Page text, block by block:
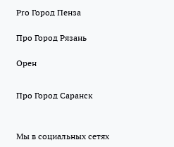
Pro Город Пенза
Про Город Рязань
Орен
Про Город Саранск
Мы в социальных сетях